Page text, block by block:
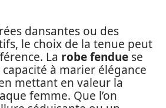
dansantes ou des
le choix de la tenue peut
La robe fendue se
à marier élégance
mettant en valeur la
femme. Que l’on